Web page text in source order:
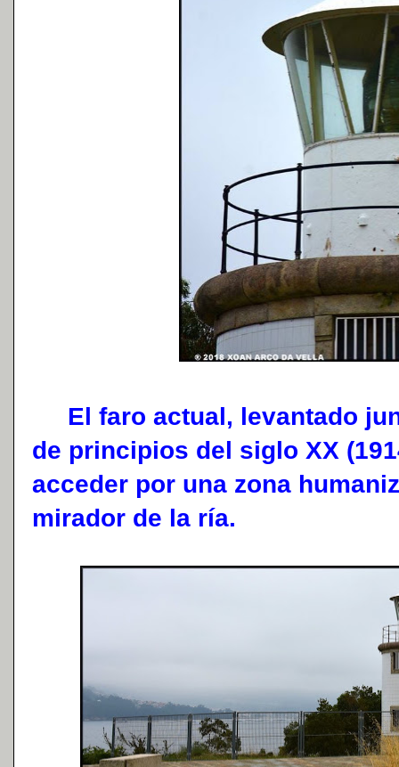
El faro actual, levantado
de principios del siglo XX
acceder por una zona
mirador de la ría.